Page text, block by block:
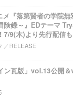
『落第賢者の学院
険録～』EDテーマ
7/9(木)より先行配信も
RELEASE
ン瓦版」vol.13公開